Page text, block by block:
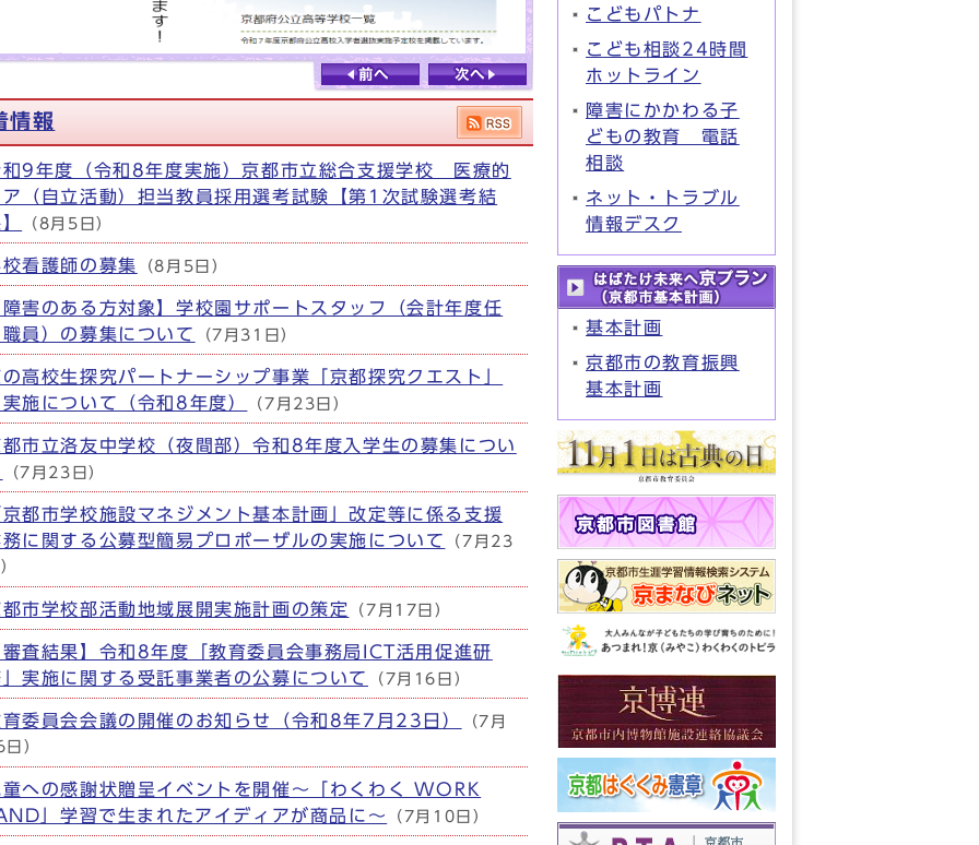
情報
和9年度（令和8年度実施）京都市立総合支援学校 医療的
ア（自立活動）担当教員採用選考試験【第1次試験選考結
（8月5日）
看護師の募集 （8月5日）
害のある方対象】学校園サポートスタッフ（会計年度任
員）の募集について
（7月31日）
高校生探究パートナーシップ事業「京都探究クエスト」
施について（令和8年度）
（7月23日）
市立洛友中学校（夜間部）令和8年度入学生の募集につい
（7月23日）
都市学校施設マネジメント基本計画」改定等に係る支援
に関する公募型簡易プロポーザルの実施について
（7月23
市学校部活動地域展開実施計画の策定 （7月17日）
審査結果】令和8年度「教育委員会事務局ICT活用促進研
実施に関する受託事業者の公募について
（7月16日）
育委員会会議の開催のお知らせ（令和8年7月23日） （7月
）
童への感謝状贈呈イベントを開催～「わくわく WORK
」学習で生まれたアイディアが商品に～
（7月10日）
こどもパトナ
こども相談24時間
ホットライン
障害にかかわる子
どもの教育 電話
相談
ネット・トラブル
情報デスク
基本計画
京都市の教育振興
基本計画